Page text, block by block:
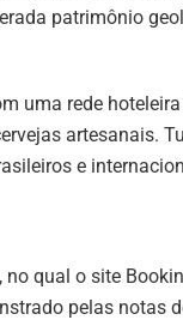
patrimônio
uma rede
artesanais.
e
qual o site
pelas notas